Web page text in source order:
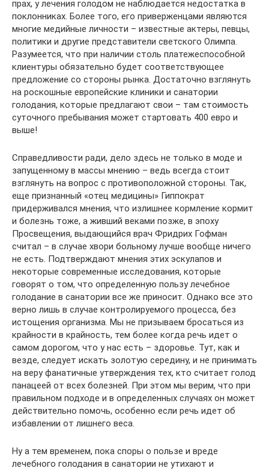
прах, у лечения голодом не наблюдается недостатка в
поклонниках. Более того, его приверженцами являются
многие медийные личности – известные актеры, певцы,
политики и другие представители светского Олимпа.
Разумеется, что при наличии столь платежеспособной
клиентуры обязательно будет соответствующее
предложение со стороны рынка. Достаточно взглянуть
на роскошные европейские клиники и санатории
голодания, которые предлагают свои – там стоимость
суточного пребывания может стартовать 400 евро и
выше!
Справедливости ради, дело здесь не только в моде и
запущенному в массы мнению – ведь всегда стоит
взглянуть на вопрос с противоположной стороны. Так,
еще признанный «отец медицины» Гиппократ
придерживался мнения, что излишнее кормление кормит
и болезнь тоже, а живший веками позже, в эпоху
Просвещения, выдающийся врач Фридрих Гофман
считал – в случае хвори больному лучше вообще ничего
не есть. Подтверждают мнения этих эскулапов и
некоторые современные исследования, которые
говорят о том, что определенную пользу лечебное
голодание в санатории все же приносит. Однако все это
верно лишь в случае контролируемого процесса, без
истощения организма. Мы не призываем бросаться из
крайности в крайность, тем более когда речь идет о
самом дорогом, что у нас есть – здоровье. Тут, как и
везде, следует искать золотую середину, и не принимать
на веру фанатичные утверждения тех, кто считает голод
панацеей от всех болезней. При этом мы верим, что при
правильном подходе и в определенных случаях он может
действительно помочь, особенно если речь идет об
избавлении от лишнего веса.
Ну а тем временем, пока споры о пользе и вреде
лечебного голодания в санатории не утихают и